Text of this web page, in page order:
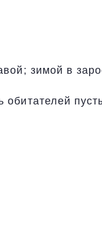
зимой в
обитателей